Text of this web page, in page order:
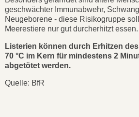
geschwächter Immunabwehr,
Neugeborene - diese Risikogruppe
Meerestiere nur gut durcherhitzt essen.
Listerien können durch Erhitzen
70 °C im Kern für mindestens 2
abgetötet werden.
Quelle: BfR